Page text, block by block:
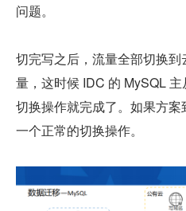
问题。
切完写之后，流量全部切换
量，这时候 IDC 的 MySQL
切换操作就完成了。如果方
一个正常的切换操作。